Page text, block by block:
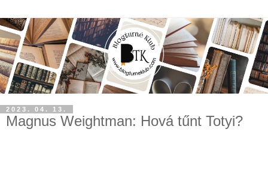
2023. 04. 13.
Magnus Weightman: Hová tűnt Totyi?